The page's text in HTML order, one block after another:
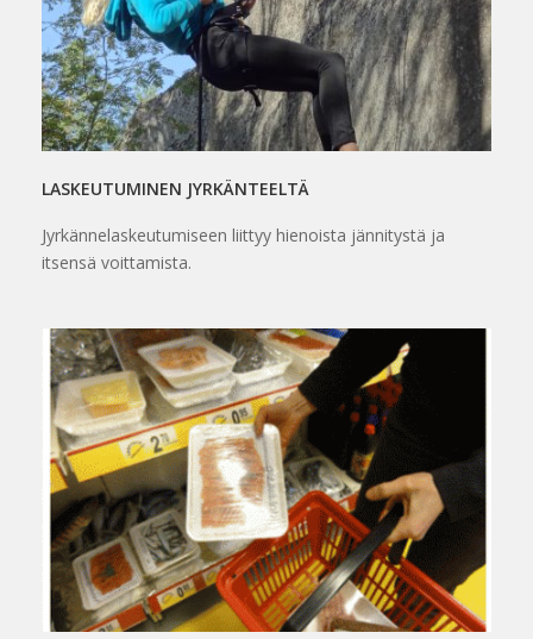
LASKEUTUMINEN JYRKÄNTEELTÄ
Jyrkännelaskeutumiseen liittyy hienoista jännitystä ja
itsensä voittamista.